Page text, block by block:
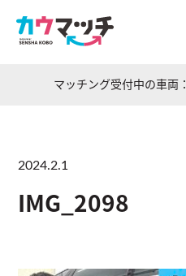
マッチング受付中の車両：
2024.2.1
IMG_2098